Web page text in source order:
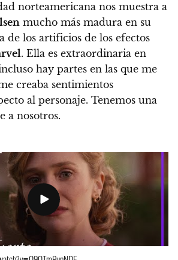
norteamericana nos muestra a
mucho más madura en su
de los artificios de los efectos
. Ella es extraordinaria en
hay partes en las que me
creaba sentimientos
al personaje. Tenemos una
a nosotros.